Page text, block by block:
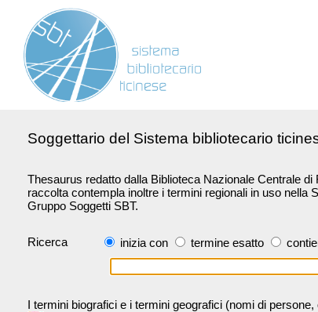
Soggettario del Sistema bibliotecario
Thesaurus redatto dalla Biblioteca Nazionale Centrale
raccolta contempla inoltre i termini regionali in uso nella
Gruppo Soggetti SBT.
Ricerca inizia con termine esatto
I termini biografici e i termini geografici (nomi di